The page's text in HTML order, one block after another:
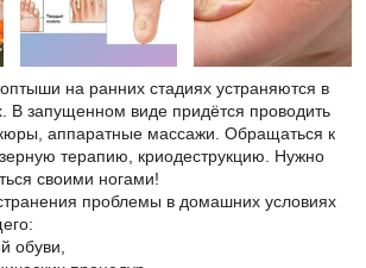
на ранних стадиях устраняются в
В запущенном виде придётся проводить
аппаратные массажи. Обращаться к
терапию, криодеструкцию. Нужно
своими ногами!
проблемы в домашних условиях
обуви,